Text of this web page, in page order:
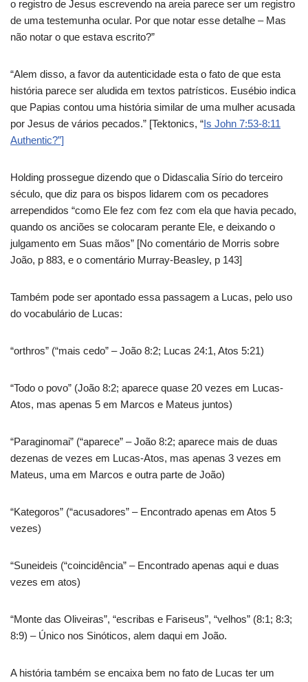
o registro de Jesus escrevendo na areia parece ser um registro
de uma testemunha ocular. Por que notar esse detalhe – Mas
não notar o que estava escrito?”
“Alem disso, a favor da autenticidade esta o fato de que esta
história parece ser aludida em textos patrísticos. Eusébio indica
que Papias contou uma história similar de uma mulher acusada
por Jesus de vários pecados.” [Tektonics, “Is John 7:53-8:11
Authentic?”]
Holding prossegue dizendo que o Didascalia Sírio do terceiro
século, que diz para os bispos lidarem com os pecadores
arrependidos “como Ele fez com fez com ela que havia pecado,
quando os anciões se colocaram perante Ele, e deixando o
julgamento em Suas mãos” [No comentário de Morris sobre
João, p 883, e o comentário Murray-Beasley, p 143]
Também pode ser apontado essa passagem a Lucas, pelo uso
do vocabulário de Lucas:
“orthros” (“mais cedo” – João 8:2; Lucas 24:1, Atos 5:21)
“Todo o povo” (João 8:2; aparece quase 20 vezes em Lucas-
Atos, mas apenas 5 em Marcos e Mateus juntos)
“Paraginomai” (“aparece” – João 8:2; aparece mais de duas
dezenas de vezes em Lucas-Atos, mas apenas 3 vezes em
Mateus, uma em Marcos e outra parte de João)
“Kategoros” (“acusadores” – Encontrado apenas em Atos 5
vezes)
“Suneideis (“coincidência” – Encontrado apenas aqui e duas
vezes em atos)
“Monte das Oliveiras”, “escribas e Fariseus”, “velhos” (8:1; 8:3;
8:9) – Único nos Sinóticos, alem daqui em João.
A história também se encaixa bem no fato de Lucas ter um